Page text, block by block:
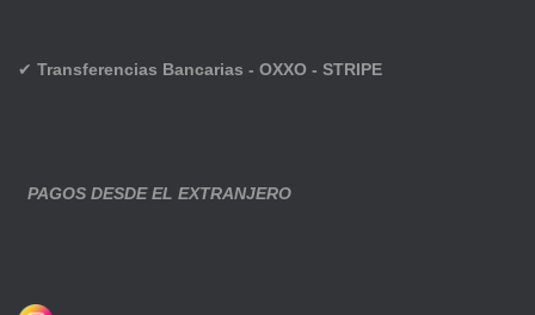
✔ Transferencias Bancarias - OXXO - STRIPE
PAGOS DESDE EL EXTRANJERO